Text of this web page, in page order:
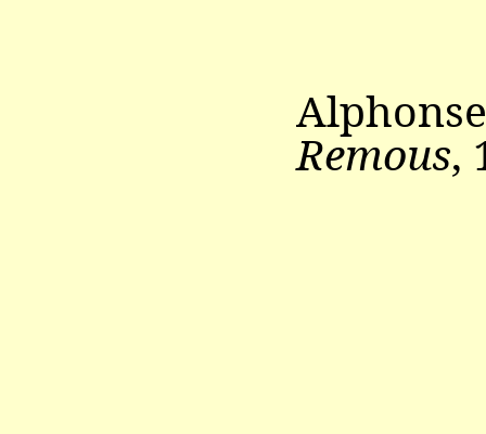
Remous,